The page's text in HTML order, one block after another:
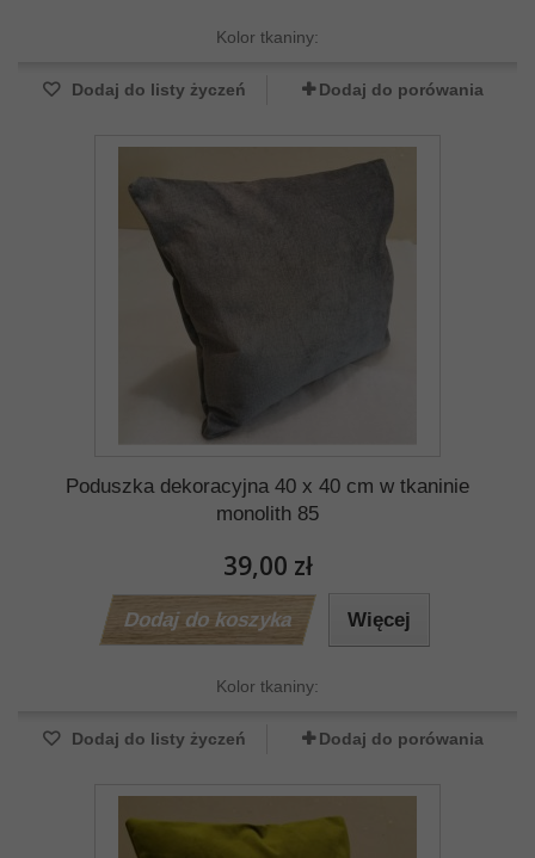
Kolor tkaniny:
Dodaj do listy życzeń Dodaj do porówania
Poduszka dekoracyjna 40 x 40 cm w tkaninie
monolith 85
39,00 zł
Dodaj do koszyka Więcej
Kolor tkaniny:
Dodaj do listy życzeń Dodaj do porówania